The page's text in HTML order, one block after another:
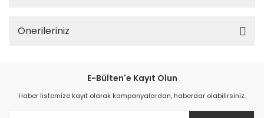
Önerileriniz
E-Bülten'e Kayıt Olun
Haber listemize kayıt olarak kampanyalardan, haberdar olabilirsiniz.